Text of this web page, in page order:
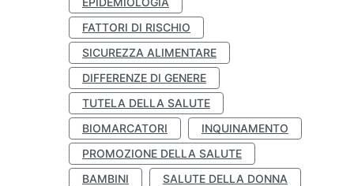
FATTORI DI RISCHIO
SICUREZZA ALIMENTARE
DIFFERENZE DI GENERE
TUTELA DELLA SALUTE
BIOMARCATORI
INQUINAMENTO
PROMOZIONE DELLA SALUTE
BAMBINI
SALUTE DELLA DONNA